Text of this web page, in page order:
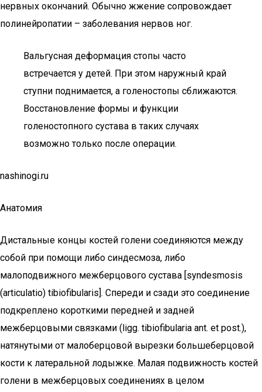
нервных окончаний. Обычно жжение сопровождает
полинейропатии – заболевания нервов ног.
Вальгусная деформация стопы часто
встречается у детей. При этом наружный край
ступни поднимается, а голеностопы сближаются.
Восстановление формы и функции
голеностопного сустава в таких случаях
возможно только после операции.
nashinogi.ru
Анатомия
Дистальные концы костей голени соединяются между
собой при помощи либо синдесмоза, либо
малоподвижного межберцового сустава [syndesmosis
(articulatio) tibiofibularis]. Спереди и сзади это соединение
подкреплено короткими передней и задней
межберцовыми связками (ligg. tibiofibularia ant. et post.),
натянутыми от малоберцовой вырезки большеберцовой
кости к латеральной лодыжке. Малая подвижность костей
голени в межберцовых соединениях в целом